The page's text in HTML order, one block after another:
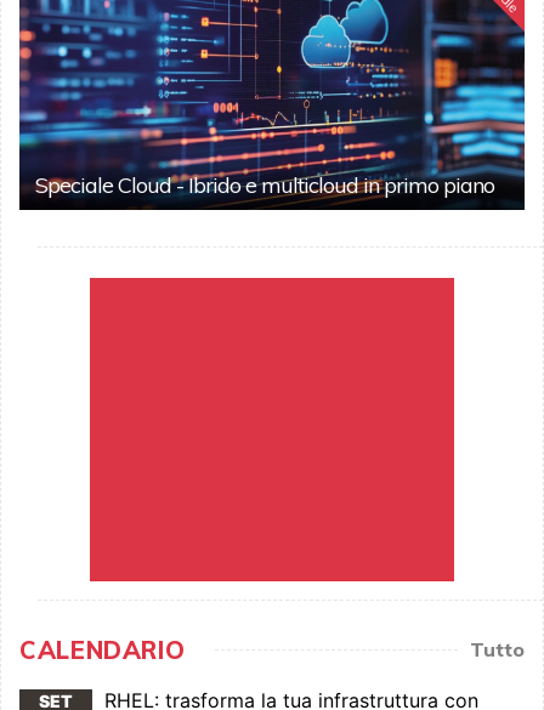
Speciale Cloud - Ibrido e multicloud in primo piano
CALENDARIO Tutto
SET
RHEL: trasforma la tua infrastruttura con